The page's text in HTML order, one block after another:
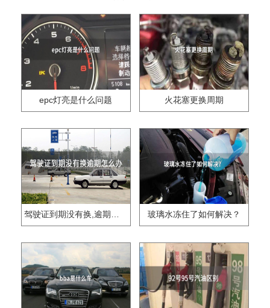
epc灯亮是什么问题 火花塞更换周期
驾驶证到期没有换,逾期怎么办?? 玻璃水冻住了如何解决？